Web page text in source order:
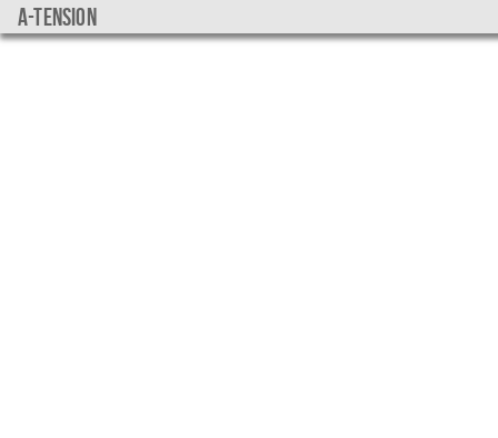
a-tension